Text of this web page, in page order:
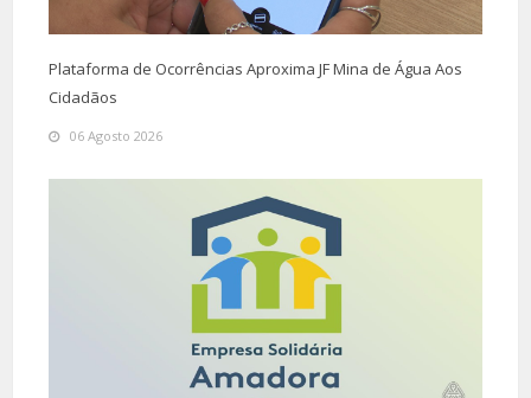
Plataforma de Ocorrências Aproxima JF Mina de Água Aos
Cidadãos
06 Agosto 2026